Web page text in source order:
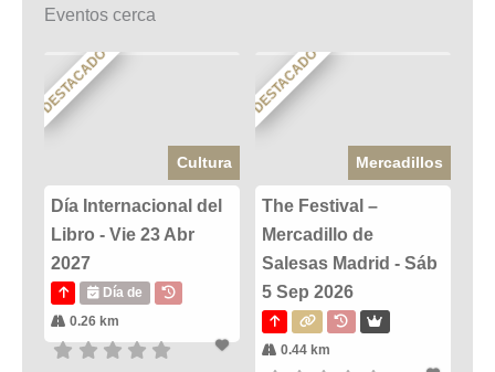
Eventos cerca
DESTACADO
Cultura
Día Internacional del
Libro - Vie 23 Abr
2027
Día de
0.26 km
DESTACADO
Mercadillos
The Festival –
Mercadillo de
Salesas Madrid - Sáb
5 Sep 2026
0.44 km